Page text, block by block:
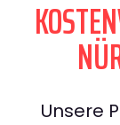
Unsere